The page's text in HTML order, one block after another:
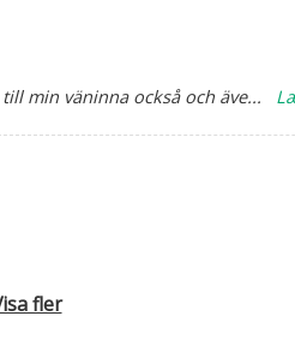
min väninna också och äve...
fler